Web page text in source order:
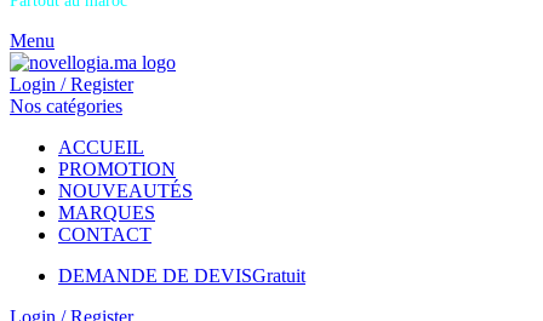
Menu
Login / Register
Nos catégories
ACCUEIL
PROMOTION
NOUVEAUTÉS
MARQUES
CONTACT
DEMANDE DE DEVISGratuit